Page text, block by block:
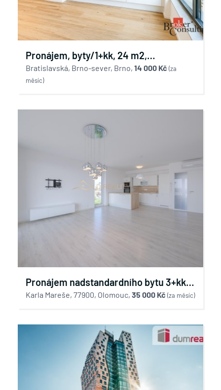
Pronájem, byty/1+kk, 24 m2,
Bratislavská 946/82, 60200 Brno, Brno-
město [ID 87986]
Bratislavská, Brno-sever, Brno, 14 000 Kč (za
měsíc)
Pronájem nadstandardního bytu 3+kk
se dvěma terasami a parkováním Vila
Karla Mareše, 77900, Olomouc, 35 000 Kč (za měsíc)